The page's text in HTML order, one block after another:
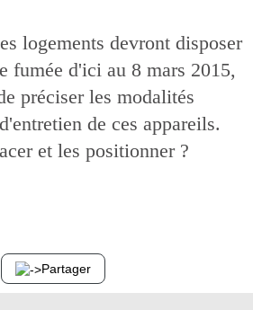
logements devront disposer
fumée d'ici au 8 mars 2015,
préciser les modalités
de ces appareils.
et les positionner ?
Partager